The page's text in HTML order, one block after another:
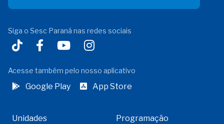
Siga o Sesc Paraná nas redes sociais
Acesse também pelo nosso aplicativo
Google Play App Store
Unidades Programação